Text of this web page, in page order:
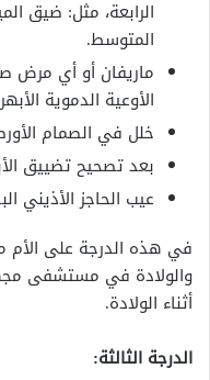
الرابعة، مثل: ضيق
المتوسط.
ماريفان أو أي مرض
الأوعية الدموية
خلل في الصمام الأورطي
بعد تصحيح تضييق
عيب الحاجز الأذيني
في هذه الدرجة على الأم
والولادة في مستشفى
أثناء الولادة.
الدرجة الثالثة: